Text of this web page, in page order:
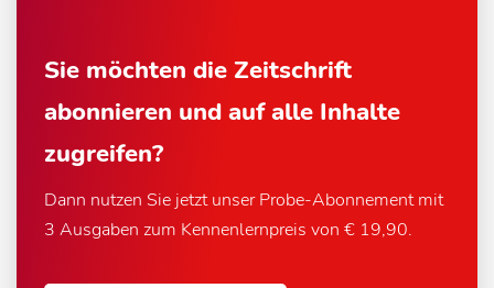
Sie möchten die Zeitschrift
abonnieren und auf alle Inhalte
zugreifen?
Dann nutzen Sie jetzt unser Probe-Abonnement mit
3 Ausgaben zum Kennenlernpreis von € 19,90.